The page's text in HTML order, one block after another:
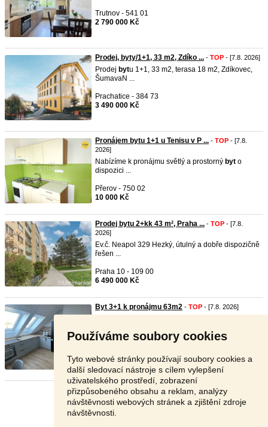
Používáme soubory cookies
Tyto webové stránky používají soubory cookies a
další sledovací nástroje s cílem vylepšení
uživatelského prostředí, zobrazení
přizpůsobeného obsahu a reklam, analýzy
návštěvnosti webových stránek a zjištění zdroje
návštěvnosti.
Trutnov - 541 01
2 790 000 Kč
Prodej, byty/1+1, 33 m2, Zdíko ... - TOP - [7.8. 2026]
Prodej bytu 1+1, 33 m2, terasa 18 m2, Zdíkovec,
ŠumavaN ...
Prachatice - 384 73
3 490 000 Kč
Pronájem bytu 1+1 u Tenisu v P ... - TOP - [7.8.
2026]
Nabízíme k pronájmu světlý a prostorný byt o
dispozici ...
Přerov - 750 02
10 000 Kč
Prodej bytu 2+kk 43 m², Praha ... - TOP - [7.8.
2026]
Ev.č. Neapol 329 Hezký, útulný a dobře dispozičně
řešen ...
Praha 10 - 109 00
6 490 000 Kč
Byt 3+1 k pronájmu 63m2 - TOP - [7.8. 2026]
V textu
Stránka: 1 2 3 Další